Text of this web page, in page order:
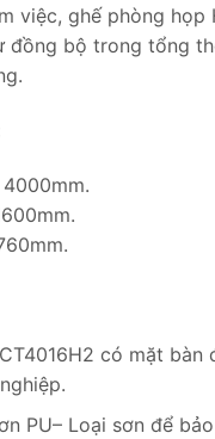
việc, ghế phòng họp
đồng bộ trong tổng
có mặt bàn
PU– Loại sơn để